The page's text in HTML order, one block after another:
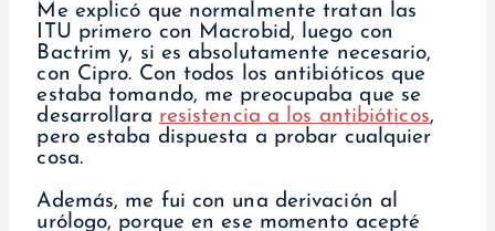
Me explicó que normalmente tratan las
ITU primero con Macrobid, luego con
Bactrim y, si es absolutamente necesario,
con Cipro. Con todos los antibióticos que
estaba tomando, me preocupaba que se
desarrollara resistencia a los antibióticos,
pero estaba dispuesta a probar cualquier
cosa.
Además, me fui con una derivación al
urólogo, porque en ese momento acepté